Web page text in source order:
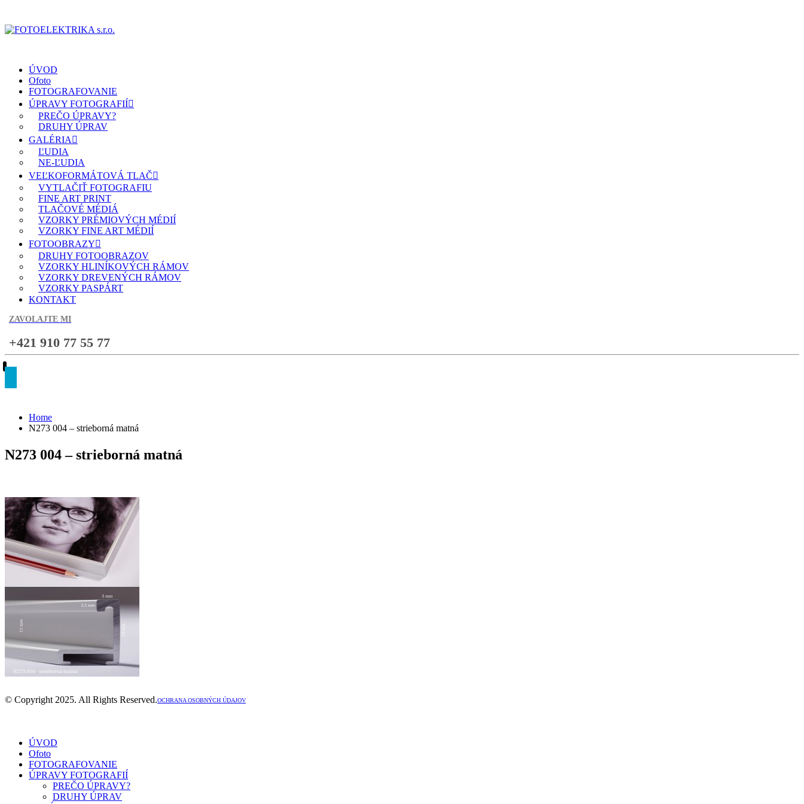
ÚVOD
Ofoto
FOTOGRAFOVANIE
ÚPRAVY FOTOGRAFIÍ
PREČO ÚPRAVY?
DRUHY ÚPRAV
GALÉRIA
ĽUDIA
NE-ĽUDIA
VEĽKOFORMÁTOVÁ TLAČ
VYTLAČIŤ FOTOGRAFIU
FINE ART PRINT
TLAČOVÉ MÉDIÁ
VZORKY PRÉMIOVÝCH MÉDIÍ
VZORKY FINE ART MÉDIÍ
FOTOOBRAZY
DRUHY FOTOOBRAZOV
VZORKY HLINÍKOVÝCH RÁMOV
VZORKY DREVENÝCH RÁMOV
VZORKY PASPÁRT
KONTAKT
ZAVOLAJTE MI
+421 910 77 55 77
Home
N273 004 – strieborná matná
N273 004 – strieborná matná
© Copyright 2025. All Rights Reserved.OCHRANA OSOBNÝCH ÚDAJOV
ÚVOD
Ofoto
FOTOGRAFOVANIE
ÚPRAVY FOTOGRAFIÍ
PREČO ÚPRAVY?
DRUHY ÚPRAV